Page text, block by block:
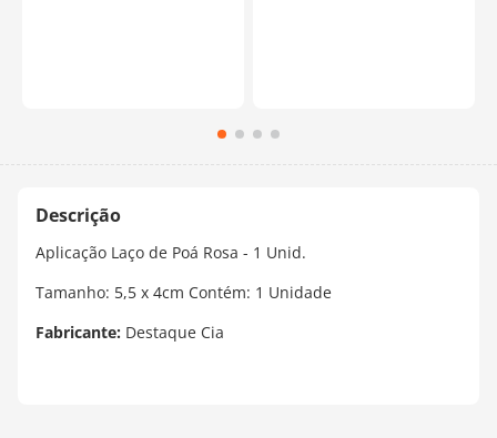
Aplicação Laço de Poá Rosa - 1 Unid.
Tamanho: 5,5 x 4cm Contém: 1 Unidade
Fabricante: Destaque Cia